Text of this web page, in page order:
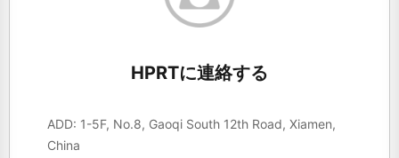
HPRTに連絡する
ADD: 1-5F, No.8, Gaoqi South 12th Road, Xiamen,
China